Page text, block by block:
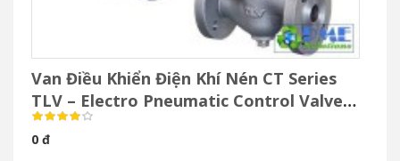
Van Điều Khiển Điện Khí Nén CT Series
TLV – Electro Pneumatic Control Valve
Cho Hơi Nước
0 đ